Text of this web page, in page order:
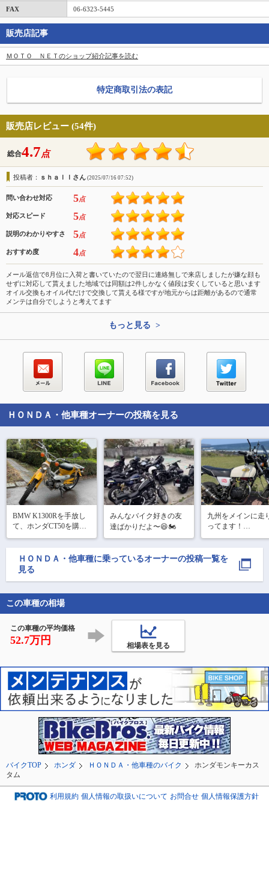
FAX 06-6323-5445
販売店記事
ＭＯＴＯ ＮＥＴのショップ紹介記事を読む
特定商取引法の表記
販売店レビュー (54件)
総合4.7点
投稿者： ｓｈａｌｌさん (2025/07/16 07:52)
問い合わせ対応 5点
対応スピード 5点
説明のわかりやすさ 5点
おすすめ度 4点
メール返信で8月位に入荷と書いていたので翌日に連絡無しで来店しましたが嫌な顔も
せずに対応して貰えました地域では同額は2件しかなく値段は安くしていると思います
オイル交換もオイル代だけで交換して貰える様ですが地元からは距離があるので通常
メンテは自分でしようと考えてます
もっと見る >
ＨＯＮＤＡ・他車種オーナーの投稿を見る
BMW K1300Rを手放し
て、ホンダCT50を購入
しました。
みんなバイク好きの友
達ばかりだよ〜😆🏍️
九州をメインに走
ってます！
SSTR（２７日）
ぞ！
ＨＯＮＤＡ・他車種に乗っているオーナーの投稿一覧を
見る
この車種の相場
この車種の平均価格
52.7万円 相場表を見る
バイクTOP ホンダ ＨＯＮＤＡ・他車種のバイク
ホンダモンキーカス
タム
利用規約 個人情報の取扱いについて お問合せ 個人情報保護方針